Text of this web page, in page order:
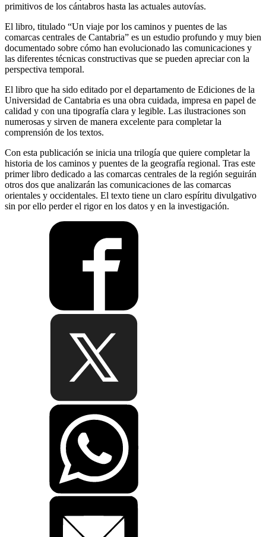
primitivos de los cántabros hasta las actuales autovías.
El libro, titulado “Un viaje por los caminos y puentes de las
comarcas centrales de Cantabria” es un estudio profundo y muy bien
documentado sobre cómo han evolucionado las comunicaciones y
las diferentes técnicas constructivas que se pueden apreciar con la
perspectiva temporal.
El libro que ha sido editado por el departamento de Ediciones de la
Universidad de Cantabria es una obra cuidada, impresa en papel de
calidad y con una tipografía clara y legible. Las ilustraciones son
numerosas y sirven de manera excelente para completar la
comprensión de los textos.
Con esta publicación se inicia una trilogía que quiere completar la
historia de los caminos y puentes de la geografía regional. Tras este
primer libro dedicado a las comarcas centrales de la región seguirán
otros dos que analizarán las comunicaciones de las comarcas
orientales y occidentales. El texto tiene un claro espíritu divulgativo
sin por ello perder el rigor en los datos y en la investigación.